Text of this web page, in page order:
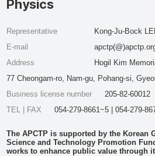
Physics
Representative
Kong-Ju-Bock
E-mail
Address
Hogil Kim
77 Cheongam-ro, Nam-gu, Pohang-si,
Business license number
205-82-60012
TEL | FAX
054-279-8661~5 | 054-279-
The APCTP is supported by the Korean
Science and Technology Promotion
works to enhance public value through